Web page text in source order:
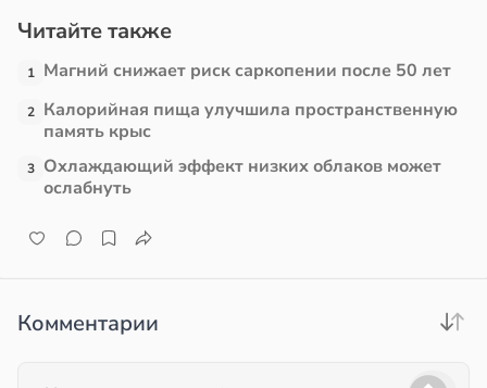
Читайте также
1 Магний снижает риск саркопении после 50 лет
2 Калорийная пища улучшила пространственную
память крыс
3 Охлаждающий эффект низких облаков может
ослабнуть
Комментарии